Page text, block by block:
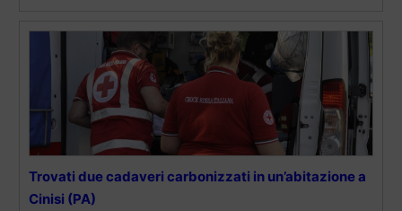
Trovati due cadaveri carbonizzati in un’abitazione a
Cinisi (PA)